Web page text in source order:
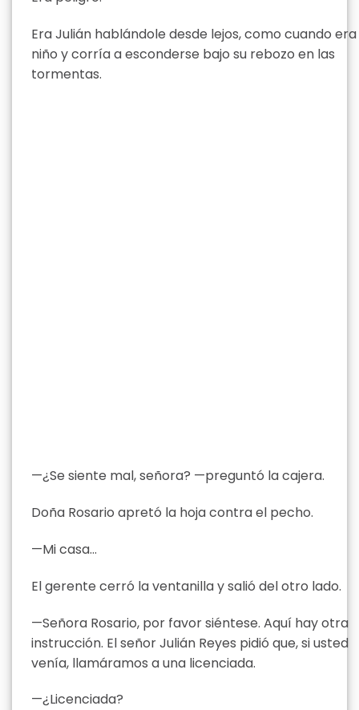
Era Julián hablándole desde lejos, como cuando era
niño y corría a esconderse bajo su rebozo en las
tormentas.
—¿Se siente mal, señora? —preguntó la cajera.
Doña Rosario apretó la hoja contra el pecho.
—Mi casa…
El gerente cerró la ventanilla y salió del otro lado.
—Señora Rosario, por favor siéntese. Aquí hay otra
instrucción. El señor Julián Reyes pidió que, si usted
venía, llamáramos a una licenciada.
—¿Licenciada?